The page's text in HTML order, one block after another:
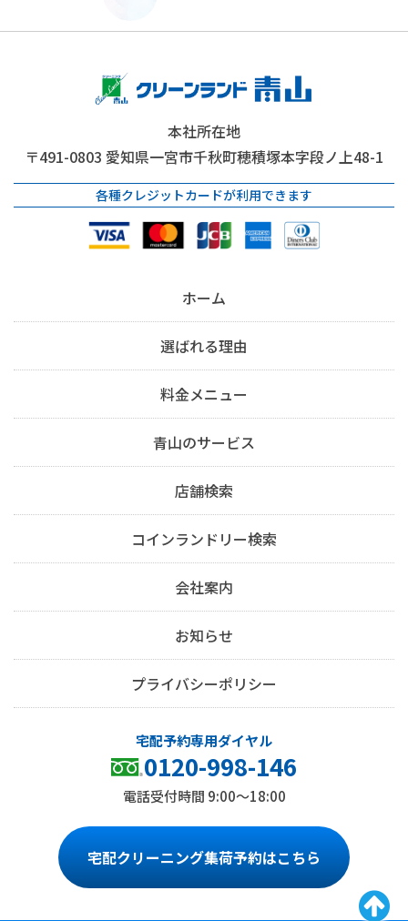
本社所在地
〒491-0803 愛知県一宮市千秋町穂積塚本字段ノ上48-1
各種クレジットカードが利用できます
ホーム
選ばれる理由
料金メニュー
青山のサービス
店舗検索
コインランドリー検索
会社案内
お知らせ
プライバシーポリシー
0120-998-146
電話受付時間 9:00～18:00
宅配クリーニング集荷予約はこちら